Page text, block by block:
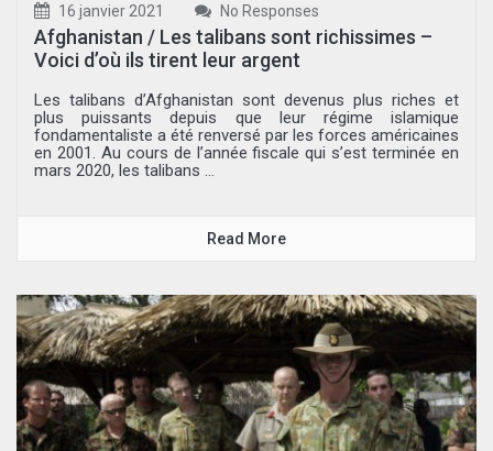
16 janvier 2021 No Responses
Afghanistan / Les talibans sont richissimes –
Voici d’où ils tirent leur argent
Les talibans d’Afghanistan sont devenus plus riches et
plus puissants depuis que leur régime islamique
fondamentaliste a été renversé par les forces américaines
en 2001. Au cours de l’année fiscale qui s’est terminée en
mars 2020, les talibans ...
Read More